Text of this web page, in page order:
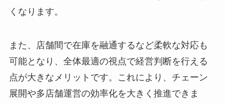
くなります。
また、店舗間で在庫を融通するなど柔軟な対応も
可能となり、全体最適の視点で経営判断を行える
点が大きなメリットです。これにより、チェーン
展開や多店舗運営の効率化を大きく推進できま